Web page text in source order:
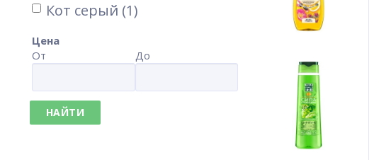
Кот серый (1)
Я САМАЯ (1)
BiC (1)
Цена
От
До
НАЙТИ